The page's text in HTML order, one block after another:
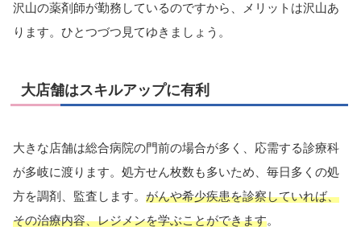
沢山の薬剤師が勤務しているのですから、メリットは沢山あ
ります。ひとつづつ見てゆきましょう。
大店舗はスキルアップに有利
大きな店舗は総合病院の門前の場合が多く、応需する診療科
が多岐に渡ります。処方せん枚数も多いため、毎日多くの処
方を調剤、監査します。 がんや希少疾患を診察していれば、
その治療内容、レジメンを学ぶことができます。